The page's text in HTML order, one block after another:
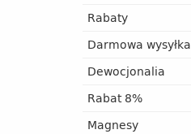
Rabaty
Darmowa wysyłka
Dewocjonalia
Rabat 8%
Magnesy